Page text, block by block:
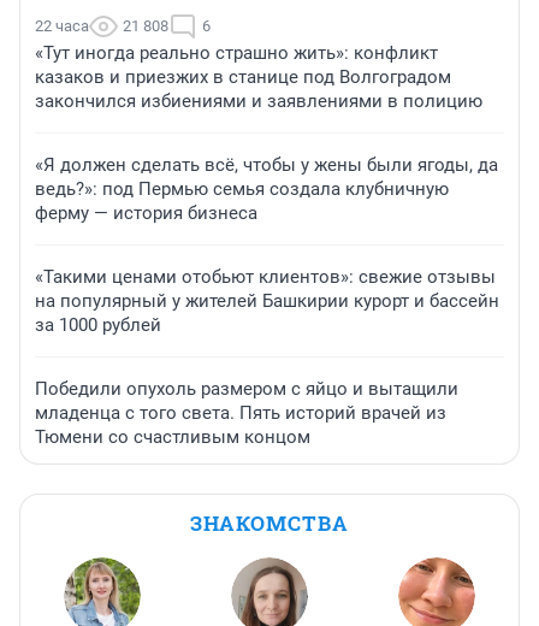
22 часа 21 808 6
«Тут иногда реально страшно жить»: конфликт
казаков и приезжих в станице под Волгоградом
закончился избиениями и заявлениями в полицию
«Я должен сделать всё, чтобы у жены были ягоды, да
ведь?»: под Пермью семья создала клубничную
ферму — история бизнеса
«Такими ценами отобьют клиентов»: свежие отзывы
на популярный у жителей Башкирии курорт и бассейн
за 1000 рублей
Победили опухоль размером с яйцо и вытащили
младенца с того света. Пять историй врачей из
Тюмени со счастливым концом
ЗНАКОМСТВА